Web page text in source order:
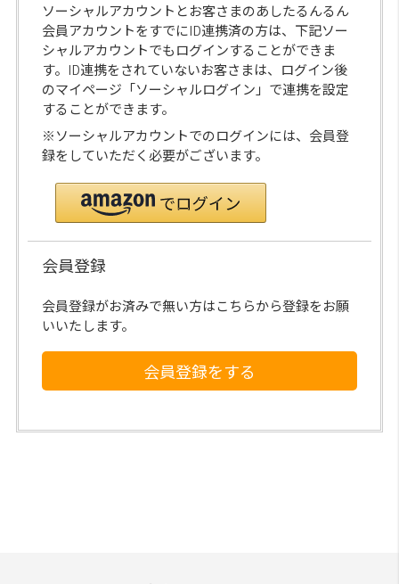
ソーシャルアカウントとお客さまのあしたるんるん
会員アカウントをすでにID連携済の方は、下記ソー
シャルアカウントでもログインすることができま
す。ID連携をされていないお客さまは、ログイン後
のマイページ「ソーシャルログイン」で連携を設定
することができます。
※ソーシャルアカウントでのログインには、会員登
録をしていただく必要がございます。
会員登録
会員登録がお済みで無い方はこちらから登録をお願
いいたします。
会員登録をする